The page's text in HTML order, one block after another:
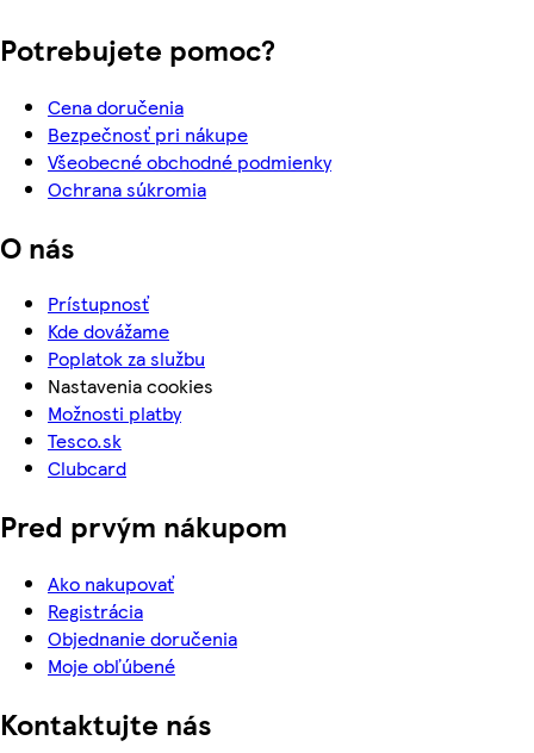
Potrebujete pomoc?
Cena doručenia
Bezpečnosť pri nákupe
Všeobecné obchodné podmienky
Ochrana súkromia
O nás
Prístupnosť
Kde dovážame
Poplatok za službu
Nastavenia cookies
Možnosti platby
Tesco.sk
Clubcard
Pred prvým nákupom
Ako nakupovať
Registrácia
Objednanie doručenia
Moje obľúbené
Kontaktujte nás